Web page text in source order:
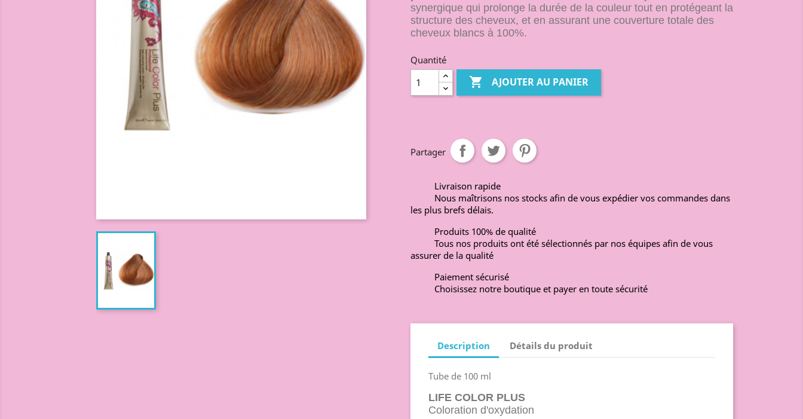
synergique qui prolonge la durée de la couleur tout en protégeant la
structure des cheveux, et en assurant une couverture totale des
cheveux blancs à 100%.
Quantité
 AJOUTER AU PANIER
Partager
Livraison rapide
Nous maîtrisons nos stocks afin de vous expédier vos commandes dans
les plus brefs délais.
Produits 100% de qualité
Tous nos produits ont été sélectionnés par nos équipes afin de vous
assurer de la qualité
Paiement sécurisé
Choisissez notre boutique et payer en toute sécurité
Description Détails du produit
Tube de 100 ml
LIFE COLOR PLUS
Coloration d'oxydation